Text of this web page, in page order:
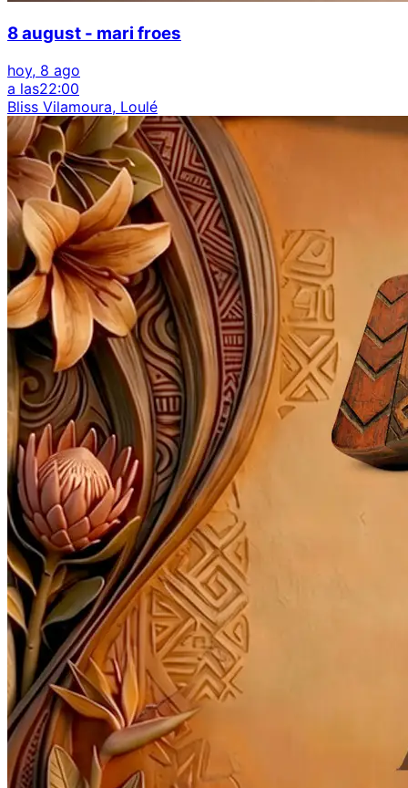
8 august - mari froes
hoy, 8 ago
a las22:00
Bliss Vilamoura, Loulé